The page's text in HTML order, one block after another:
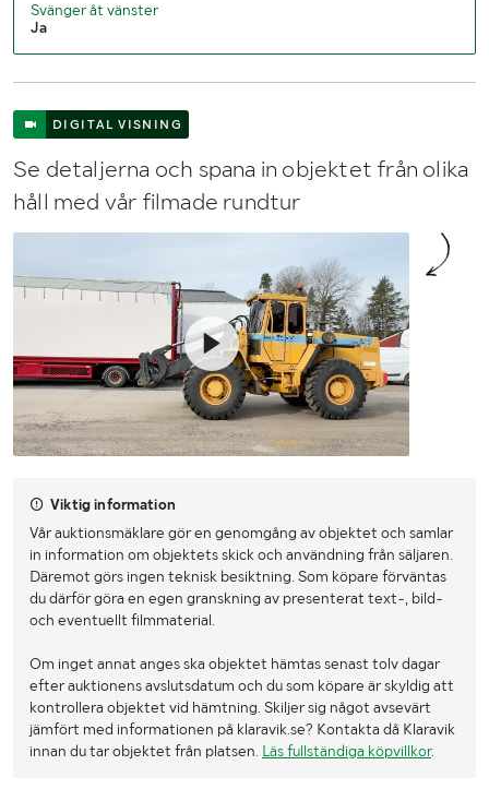
Svänger åt vänster
Ja
DIGITAL VISNING
Se detaljerna och spana in objektet från olika
håll med vår filmade rundtur
Viktig information
Vår auktionsmäklare gör en genomgång av objektet och samlar
in information om objektets skick och användning från säljaren.
Däremot görs ingen teknisk besiktning. Som köpare förväntas
du därför göra en egen granskning av presenterat text-, bild-
och eventuellt filmmaterial.
Om inget annat anges ska objektet hämtas senast tolv dagar
efter auktionens avslutsdatum och du som köpare är skyldig att
kontrollera objektet vid hämtning. Skiljer sig något avsevärt
jämfört med informationen på klaravik.se? Kontakta då Klaravik
innan du tar objektet från platsen. Läs fullständiga köpvillkor.